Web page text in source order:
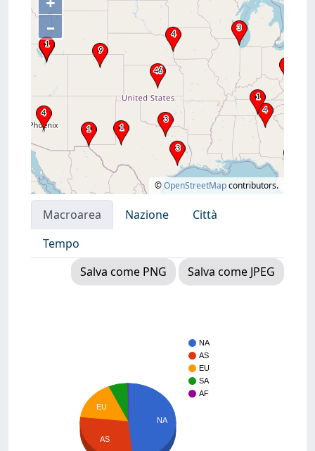
–
©OpenStreetMapcontributors.
Macroarea Nazione
Città
Tempo
Salva come PNG
Salva come JPEG
NA
AS
EU
SA
AF
NA
EU
AS